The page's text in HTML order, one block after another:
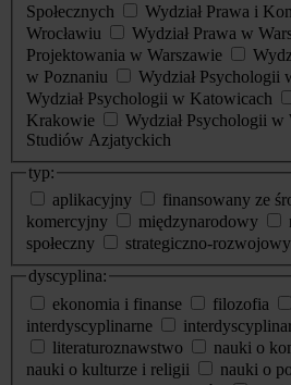
Społecznych
Wydział Prawa i
Wrocławiu
Wydział Prawa w
Projektowania w Warszawie
w Poznaniu
Wydział Psychologii
Wydział Psychologii w Katowicach
Krakowie
Wydział Psychologii w
Studiów Azjatyckich
typ:
aplikacyjny
finansowany ze
komercyjny
międzynarodowy
społeczny
strategiczno-rozwojowy
dyscyplina:
ekonomia i finanse
filozofia
interdyscyplinarne
literaturoznawstwo
nauki o
nauki o kulturze i religii
nauki o